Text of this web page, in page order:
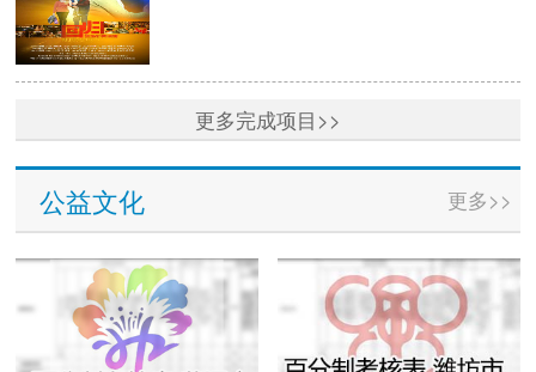
更多完成项目>>
公益文化 更多>>